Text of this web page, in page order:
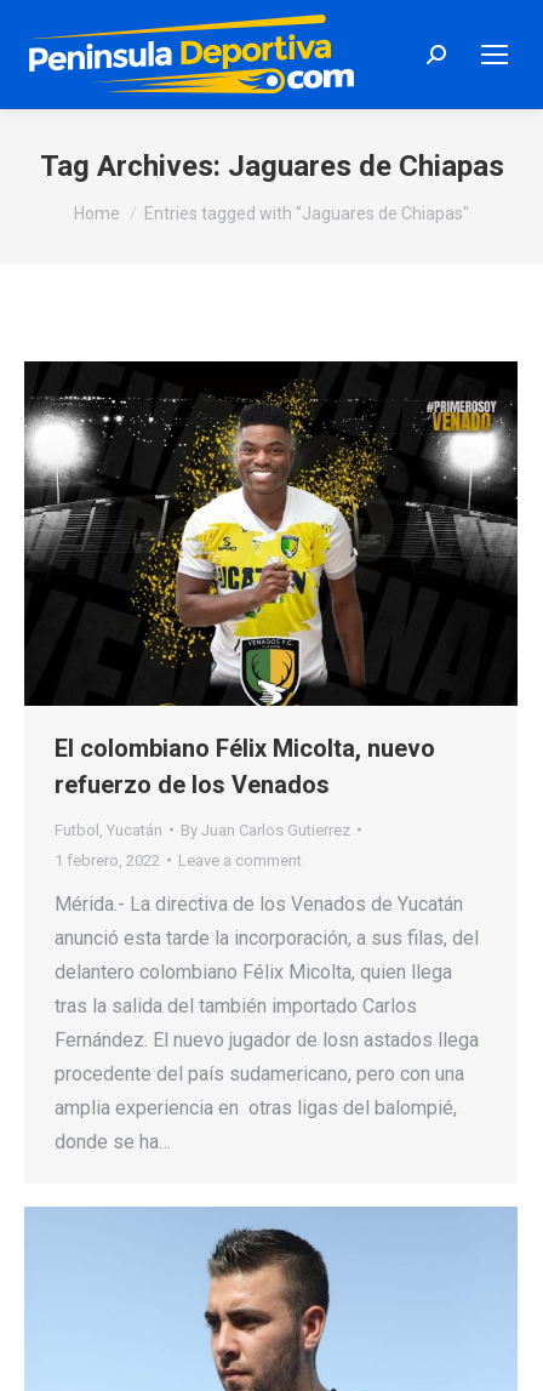
Search:
Tag Archives: Jaguares de Chiapas
You are here:
Home Entries tagged with "Jaguares de Chiapas"
El colombiano Félix Micolta, nuevo
refuerzo de los Venados
Futbol Yucatán By Juan Carlos Gutierrez
1 febrero, 2022
Leave a comment
Mérida.- La directiva de los Venados de Yucatán
anunció esta tarde la incorporación, a sus filas, del
delantero colombiano Félix Micolta, quien llega
tras la salida del también importado Carlos
Fernández. El nuevo jugador de losn astados llega
procedente del país sudamericano, pero con una
amplia experiencia en otras ligas del balompié,
donde se ha…